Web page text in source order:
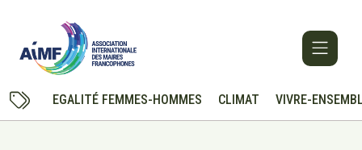
EGALITÉ FEMMES-HOMMES CLIMAT VIVRE-